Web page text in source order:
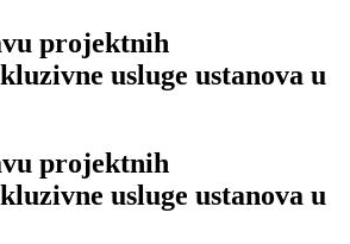
projektnih
usluge ustanova u
projektnih
usluge ustanova u